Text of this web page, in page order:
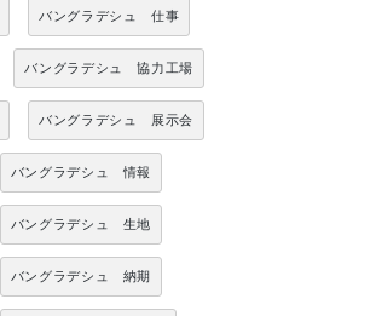
バングラデシュ 仕事
バングラデシュ 協力工場
バングラデシュ 展示会
バングラデシュ 情報
バングラデシュ 生地
バングラデシュ 納期